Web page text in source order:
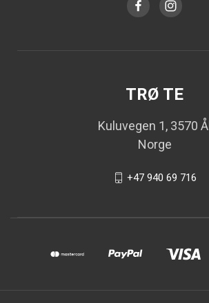
TRØ TE
Kuluvegen 1, 3570 Ål
Norge
+47 940 69 716